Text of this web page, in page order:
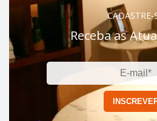
CADASTRE-
Receba as